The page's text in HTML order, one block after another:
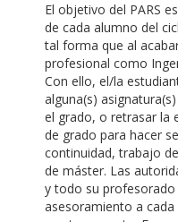
El objetivo del PARS
de cada alumno del
tal forma que al
profesional como
Con ello, el/la
alguna(s)
el grado, o retrasar la
de grado para hacer
continuidad, trabajo
de máster. Las
y todo su
asesoramiento a